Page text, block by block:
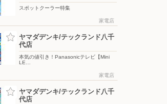
Ankerの最新！水拭き
□■□■□■□■□■□■□■□■□■□■□
■…
スポットクーラー特集
家電店
ヤマダデンキ/テックランド八千
代店
本気の値引き！Panasonicテレビ【Mini
LE…
家電店
ヤマダデンキ/テックランド八千
代店